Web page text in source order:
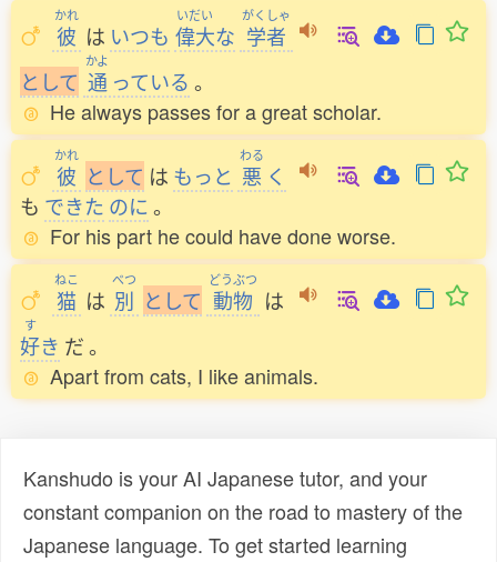
かれ
彼 は いつも
いだい
偉大な
がくしゃ
学者
と して
かよ
通 っている 。
He always passes for a great scholar.
かれ
彼 と して は もっと
わる
悪 く
も できた のに。
For his part he could have done worse.
ねこ
猫 は
べつ
別 と して
どうぶつ
動物 は
す
好き だ。
Apart from cats, I like animals.
Kanshudo is your AI Japanese tutor, and your
constant companion on the road to mastery of the
Japanese language. To get started learning